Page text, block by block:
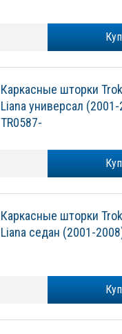
Каркасные шторки
Liana универсал
TR0587-
Каркасные шторки
Liana седан (2001-